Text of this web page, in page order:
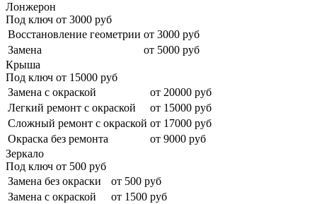
Лонжерон
Под ключ от 3000 руб
Восстановление геометрии от 3000 руб
Замена
от 5000 руб
Крыша
Под ключ от 15000 руб
Замена с окраской
от 20000 руб
Легкий ремонт с окраской
от 15000 руб
Сложный ремонт с окраской от 17000 руб
Окраска без ремонта
от 9000 руб
Зеркало
Под ключ от 500 руб
Замена без окраски
от 500 руб
Замена с окраской
от 1500 руб